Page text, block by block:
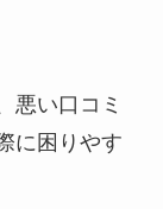
悪い口コミ
に困りやす